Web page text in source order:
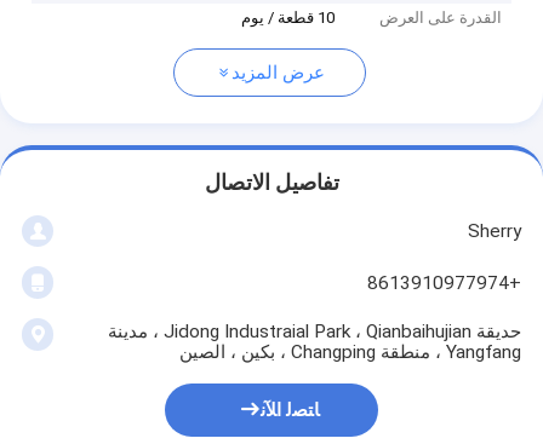
القدرة على العرض
10 قطعة / يوم
عرض المزيد
تفاصيل الاتصال
Sherry
+8613910977974
حديقة Jidong Industraial Park ، Qianbaihujian ، مدينة
Yangfang ، منطقة Changping ، بكين ، الصين
ﺎﺘﺼﻟ ﺍﻶﻧ